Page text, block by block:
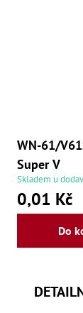
WN-61/
Super V
Skladem u
0,01 Kč
Do